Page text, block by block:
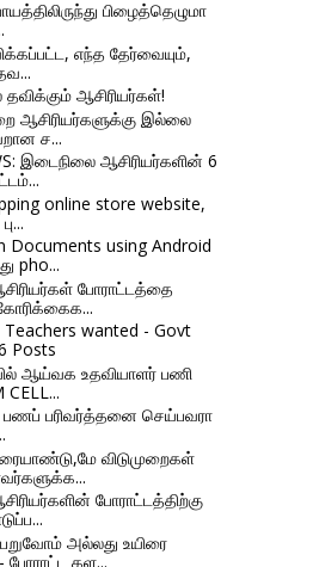
பிழைத்தெழுமா
எந்த தேர்வையும்,
தவிக்கும் ஆசிரியர்கள்!
ஆசிரியர்களுக்கு இல்லை
ச...
இடைநிலை ஆசிரியர்களின் 6
online store website,
Documents using Android
pho...
போராட்டத்தை
Teachers wanted - Govt
Posts
ஆய்வக உதவியாளர் பணி
பணப் பரிவர்த்தனை செய்பவரா
விடுமுறைகள்
போராட்டத்திற்கு
அல்லது உயிரை
போராட்ட கள...